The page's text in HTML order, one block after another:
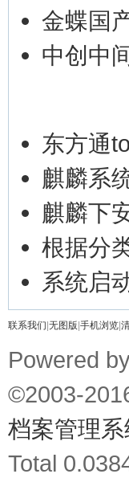
金蝶国
中创中
东方通
麒麟系
麒麟下
根据分
系统启
联系我们 无图版 手机浏览
Powered
©2003-
档案管理
Total